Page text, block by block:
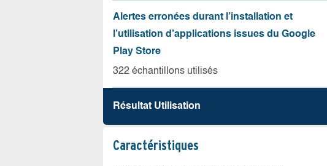
Alertes erronées durant l’installation et
l’utilisation d’applications issues du Google
Play Store
322 échantillons utilisés
Résultat Utilisation
Caractéristiques